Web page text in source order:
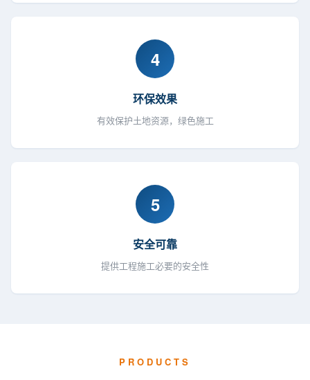
4
环保效果
有效保护土地资源，绿色施工
5
安全可靠
提供工程施工必要的安全性
PRODUCTS